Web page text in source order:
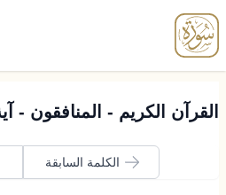
القرآن الكريم - المنافقون - آية 5 -
الكلمة السابقة